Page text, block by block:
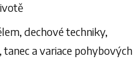
dechové techniky,
a variace pohybových